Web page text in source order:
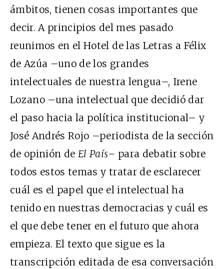
ámbitos, tienen cosas importantes que
decir. A principios del mes pasado
reunimos en el Hotel de las Letras a Félix
de Azúa –uno de los grandes
intelectuales de nuestra lengua–, Irene
Lozano –una intelectual que decidió dar
el paso hacia la política institucional– y
José Andrés Rojo –periodista de la sección
de opinión de El País– para debatir sobre
todos estos temas y tratar de esclarecer
cuál es el papel que el intelectual ha
tenido en nuestras democracias y cuál es
el que debe tener en el futuro que ahora
empieza. El texto que sigue es la
transcripción editada de esa conversación